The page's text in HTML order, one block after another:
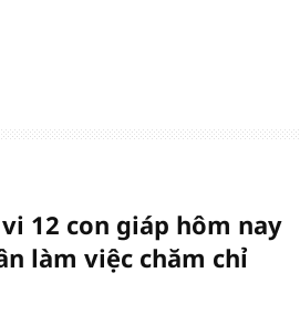
12 con giáp hôm nay
làm việc chăm chỉ